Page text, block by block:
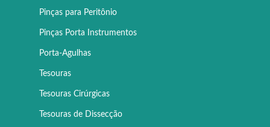
Pinças para Peritônio
Pinças Porta Instrumentos
Porta-Agulhas
Tesouras
Tesouras Cirúrgicas
Tesouras de Dissecção